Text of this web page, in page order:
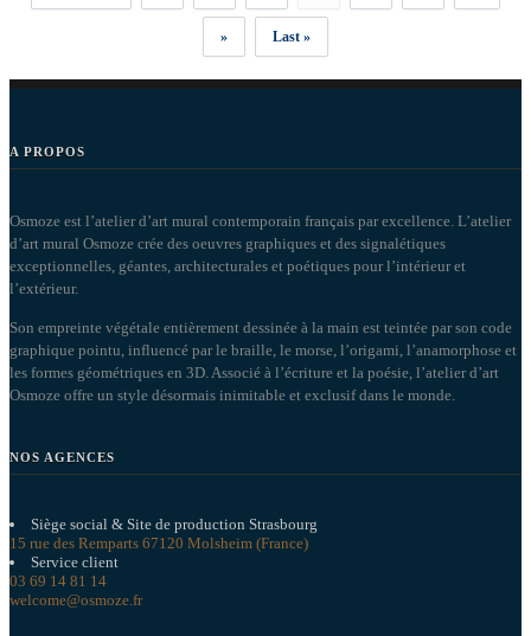
» Last »
A PROPOS
Osmoze est l’atelier d’art mural contemporain français par excellence. L’atelier
d’art mural Osmoze crée des oeuvres graphiques et des signalétiques
exceptionnelles, géantes, architecturales et poétiques pour l’intérieur et
l’extérieur.
Son empreinte végétale entièrement dessinée à la main est teintée par son code
graphique pointu, influencé par le braille, le morse, l’origami, l’anamorphose et
les formes géométriques en 3D. Associé à l’écriture et la poésie, l’atelier d’art
Osmoze offre un style désormais inimitable et exclusif dans le monde.
NOS AGENCES
Siège social & Site de production Strasbourg
15 rue des Remparts 67120 Molsheim (France)
Service client
03 69 14 81 14
welcome@osmoze.fr